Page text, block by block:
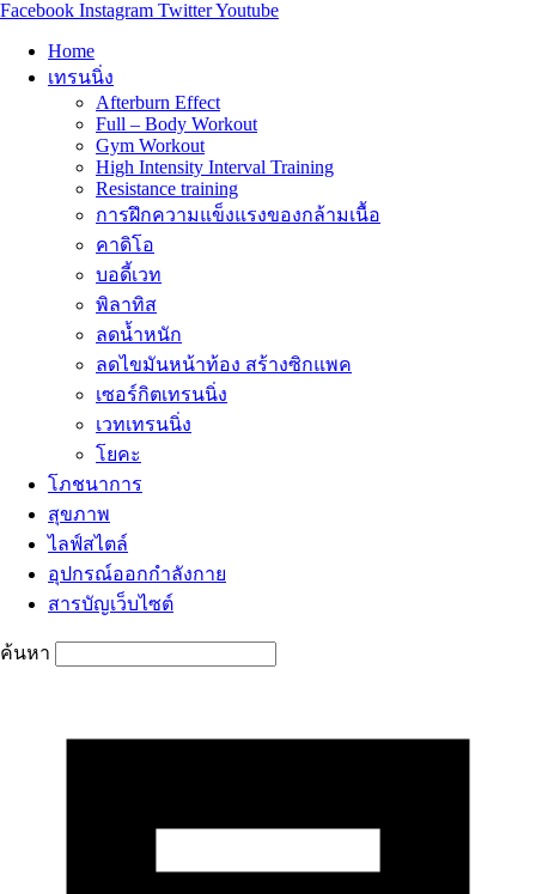
Facebook Instagram TwitterYoutube
Home
เทรนนิ่ง
Afterburn Effect
Full – Body Workout
Gym Workout
High Intensity Interval Training
Resistance training
การฝึกความแข็งแรงของกล้ามเนื้อ
คาดิโอ
บอดี้เวท
พิลาทิส
ลดน้ำหนัก
ลดไขมันหน้าท้อง สร้างซิกแพค
เซอร์กิตเทรนนิ่ง
เวทเทรนนิ่ง
โยคะ
โภชนาการ
สุขภาพ
ไลฟ์สไตล์
อุปกรณ์ออกกำลังกาย
สารบัญเว็บไซต์
ค้นหา